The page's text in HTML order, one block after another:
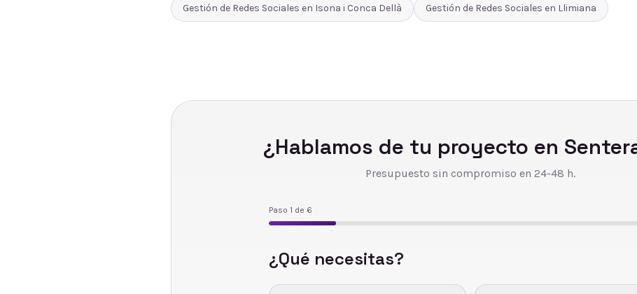
Gestión de Redes Sociales en Isona i Conca Dellà Gestión de Redes Sociales en Llimiana
¿Hablamos de tu proyecto en
Presupuesto sin compromiso en 24-48 h.
Paso 1 de 6
¿Qué necesitas?